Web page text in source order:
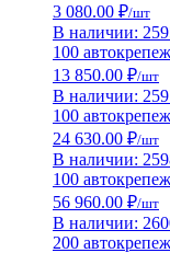
3 080.00 ₽/шт
В наличии:
100
13 850.00 ₽/шт
В наличии:
100
24 630.00 ₽/шт
В наличии:
100
56 960.00 ₽/шт
В наличии:
200